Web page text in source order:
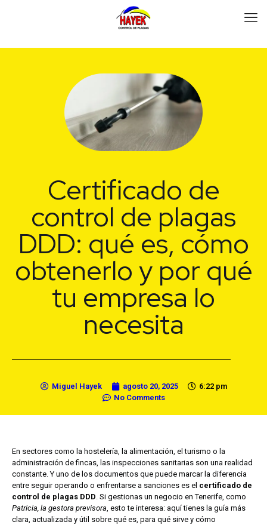
Certificado de
control de plagas
DDD: qué es, cómo
obtenerlo y por qué
tu empresa lo
necesita
Miguel Hayek agosto 20, 2025
6:22 pm
No Comments
En sectores como la hostelería, la alimentación, el turismo o la
administración de fincas, las inspecciones sanitarias son una realidad
constante. Y uno de los documentos que puede marcar la diferencia
entre seguir operando o enfrentarse a sanciones es el certificado de
control de plagas DDD. Si gestionas un negocio en Tenerife, como
Patricia, la gestora previsora, esto te interesa: aquí tienes la guía más
clara, actualizada y útil sobre qué es, para qué sirve y cómo